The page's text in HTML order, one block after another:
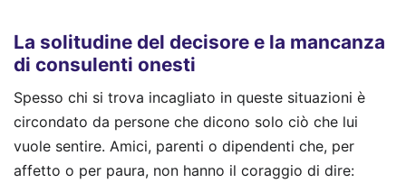
La solitudine del decisore e la mancanza
di consulenti onesti
Spesso chi si trova incagliato in queste situazioni è
circondato da persone che dicono solo ciò che lui
vuole sentire. Amici, parenti o dipendenti che, per
affetto o per paura, non hanno il coraggio di dire: